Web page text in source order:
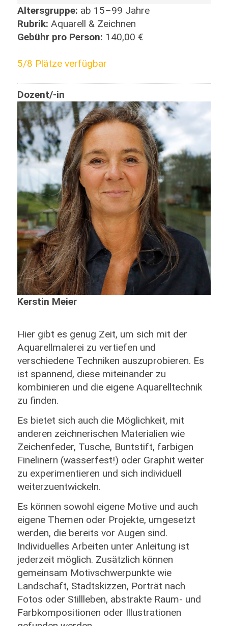
Altersgruppe: ab 15–99 Jahre
Rubrik: Aquarell & Zeichnen
Gebühr pro Person: 140,00 €
5/8 Plätze verfügbar
Dozent/-in
Kerstin Meier
Hier gibt es genug Zeit, um sich mit der
Aquarellmalerei zu vertiefen und
verschiedene Techniken auszuprobieren. Es
ist spannend, diese miteinander zu
kombinieren und die eigene Aquarelltechnik
zu finden.
Es bietet sich auch die Möglichkeit, mit
anderen zeichnerischen Materialien wie
Zeichenfeder, Tusche, Buntstift, farbigen
Finelinern (wasserfest!) oder Graphit weiter
zu experimentieren und sich individuell
weiterzuentwickeln.
Es können sowohl eigene Motive und auch
eigene Themen oder Projekte, umgesetzt
werden, die bereits vor Augen sind.
Individuelles Arbeiten unter Anleitung ist
jederzeit möglich. Zusätzlich können
gemeinsam Motivschwerpunkte wie
Landschaft, Stadtskizzen, Porträt nach
Fotos oder Stillleben, abstrakte Raum- und
Farbkompositionen oder Illustrationen